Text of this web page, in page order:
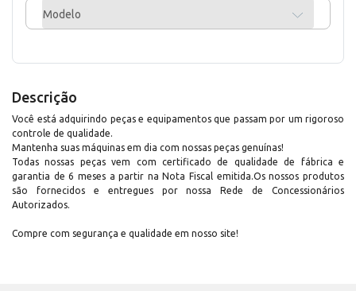
Modelo
Descrição
Você está adquirindo peças e equipamentos que passam por um rigoroso
controle de qualidade.
Mantenha suas máquinas em dia com nossas peças genuínas!
Todas nossas peças vem com certificado de qualidade de fábrica e
garantia de 6 meses a partir na Nota Fiscal emitida.Os nossos produtos
são fornecidos e entregues por nossa Rede de Concessionários
Autorizados.
Compre com segurança e qualidade em nosso site!